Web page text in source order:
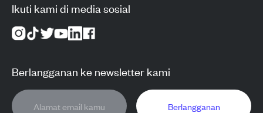
Ikuti kami di media sosial
Berlangganan ke newsletter kami
Berlangganan